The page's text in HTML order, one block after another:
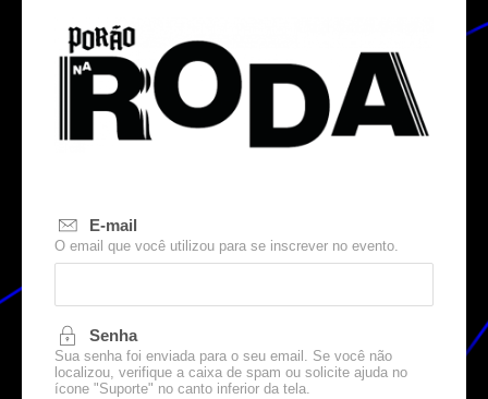
E-mail
O email que você utilizou para se inscrever no evento.
Senha
Sua senha foi enviada para o seu email. Se você não
localizou, verifique a caixa de spam ou solicite ajuda no
ícone "Suporte" no canto inferior da tela.